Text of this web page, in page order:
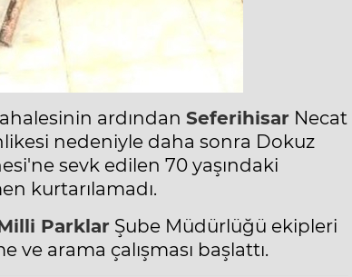
ardından Seferihisar Necat
nedeniyle daha sonra Dokuz
sevk edilen 70 yaşındaki
kurtarılamadı.
Parklar Şube Müdürlüğü ekipleri
arama çalışması başlattı.